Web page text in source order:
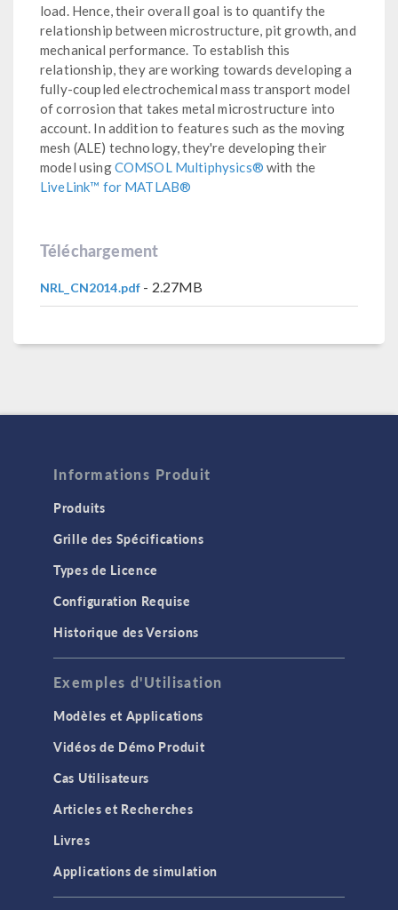
load. Hence, their overall goal is to quantify the
relationship between microstructure, pit growth, and
mechanical performance. To establish this
relationship, they are working towards developing a
fully-coupled electrochemical mass transport model
of corrosion that takes metal microstructure into
account. In addition to features such as the moving
mesh (ALE) technology, they're developing their
model usingCOMSOL Multiphysics® with the
LiveLink™ for MATLAB®
Téléchargement
NRL_CN2014.pdf - 2.27MB
Informations Produit
Produits
Grille des Spécifications
Types de Licence
Configuration Requise
Historique des Versions
Exemples d'Utilisation
Modèles et Applications
Vidéos de Démo Produit
Cas Utilisateurs
Articles et Recherches
Livres
Applications de simulation